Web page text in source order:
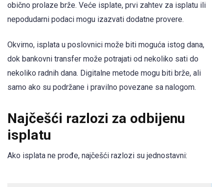
obično prolaze brže. Veće isplate, prvi zahtev za isplatu ili
nepodudarni podaci mogu izazvati dodatne provere.
Okvirno, isplata u poslovnici može biti moguća istog dana,
dok bankovni transfer može potrajati od nekoliko sati do
nekoliko radnih dana. Digitalne metode mogu biti brže, ali
samo ako su podržane i pravilno povezane sa nalogom.
Najčešći razlozi za odbijenu
isplatu
Ako isplata ne prođe, najčešći razlozi su jednostavni: